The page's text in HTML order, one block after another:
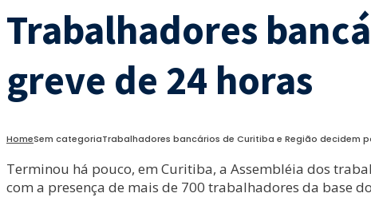
Trabalhadores
greve de 24 horas
HomeSem categoriaTrabalhadores bancários de Curitiba e Região decidem
Terminou há pouco, em Curitiba, a Assembléia dos
com a presença de mais de 700 trabalhadores da base